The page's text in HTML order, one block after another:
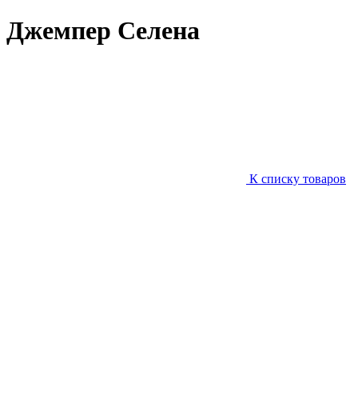
Джемпер Селена
К списку товаров